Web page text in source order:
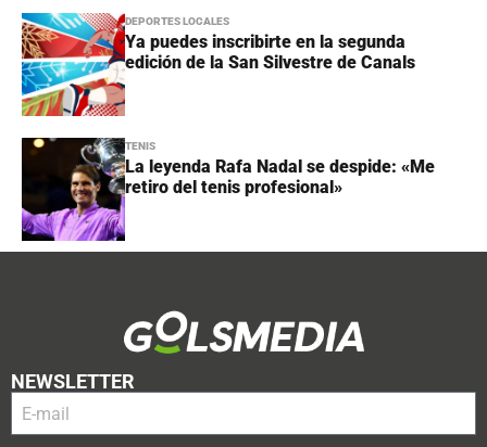
DEPORTES LOCALES
Ya puedes inscribirte en la segunda
edición de la San Silvestre de Canals
TENIS
La leyenda Rafa Nadal se despide: «Me
retiro del tenis profesional»
NEWSLETTER